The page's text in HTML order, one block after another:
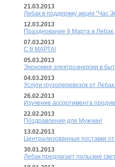
21.03.2013
Лебак в поддержку акции "Час
12.03.2013
Празднование 8 Марта в Лебак.
07.03.2013
C 8 МАРТА!
05.03.2013
Экономия электроэнергии в
04.03.2013
Услуги грузоперевозок от Лебак.
26.02.2013
Изучение ассортимента
22.02.2013
Поздравление для Мужчин!
13.02.2013
Централизованные поставки
30.01.2013
Лебак предлагает польские